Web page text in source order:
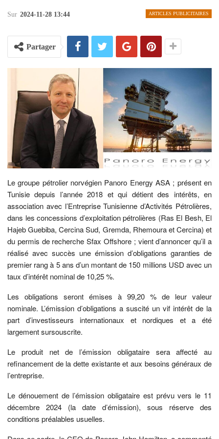
ARTICLES PUBLICITAIRES
Sur 2024-11-28 13:44
Partager
Le groupe pétrolier norvégien Panoro Energy ASA ; présent en
Tunisie depuis l’année 2018 et qui détient des intérêts, en
association avec l’Entreprise Tunisienne d’Activités Pétrolières,
dans les concessions d’exploitation pétrolières (Ras El Besh, El
Hajeb Guebiba, Cercina Sud, Gremda, Rhemoura et Cercina) et
du permis de recherche Sfax Offshore ; vient d’annoncer qu’il a
réalisé avec succès une émission d’obligations garanties de
premier rang à 5 ans d’un montant de 150 millions USD avec un
taux d’intérêt nominal de 10,25 %.
Les obligations seront émises à 99,20 % de leur valeur
nominale. L’émission d’obligations a suscité un vif intérêt de la
part d’investisseurs internationaux et nordiques et a été
largement sursouscrite.
Le produit net de l’émission obligataire sera affecté au
refinancement de la dette existante et aux besoins généraux de
l’entreprise.
Le dénouement de l’émission obligataire est prévu vers le 11
décembre 2024 (la date d’émission), sous réserve des
conditions préalables usuelles.